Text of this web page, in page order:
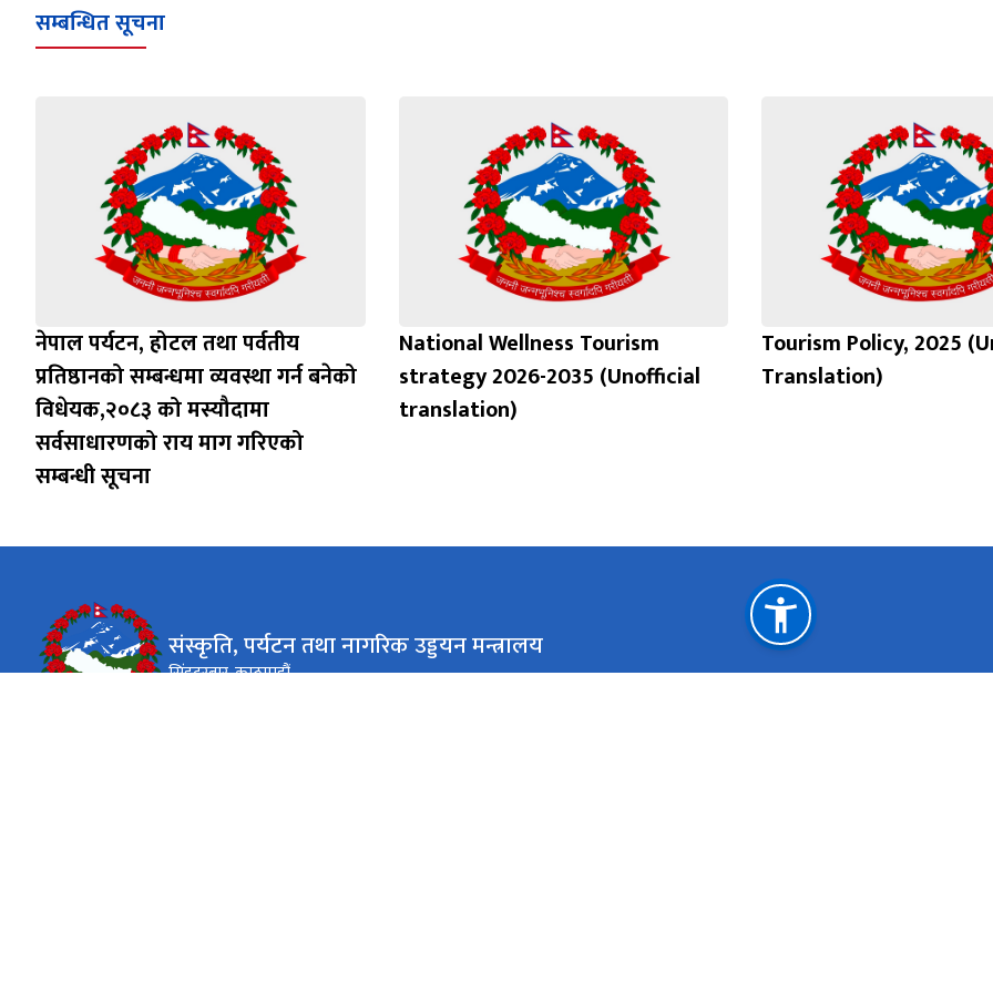
सम्बन्धित सूचना
नेपाल पर्यटन, होटल तथा पर्वतीय
प्रतिष्ठानको सम्बन्धमा व्यवस्था गर्न बन‍ेको
विधेयक,२०८३ को मस्यौदामा
सर्वसाधारणको राय माग गरिएको
सम्बन्धी सूचना
National Wellness Tourism
strategy 2026-2035 (Unofficial
translation)
Tourism Policy, 2025
Translation)
संस्कृति, पर्यटन तथा नागरिक उड्डयन मन्त्रालय
सिंहदरबार, काठमाडौं